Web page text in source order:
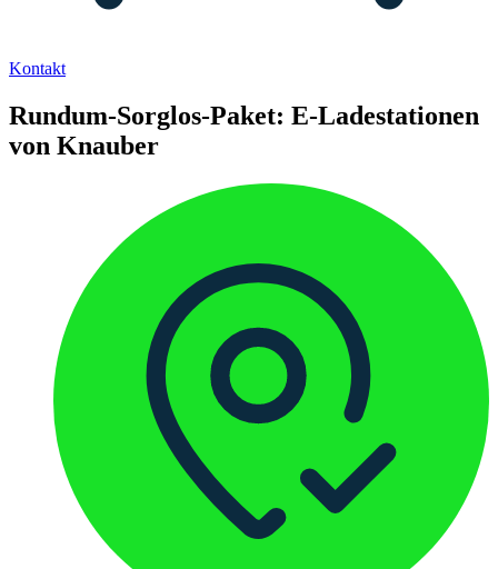
Kontakt
Rundum-Sorglos-Paket: E-Ladestationen
von Knauber